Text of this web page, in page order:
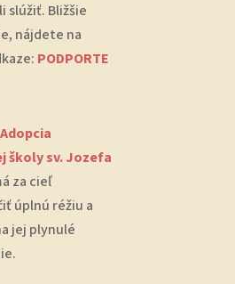
slúžiť. Bližšie
nájdete na
PODPORTE
školy sv. Jozefa
za cieľ
úplnú réžiu a
jej plynulé